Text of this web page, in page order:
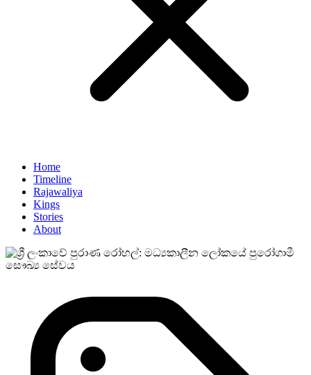
Home
Timeline
Rajawaliya
Kings
Stories
About